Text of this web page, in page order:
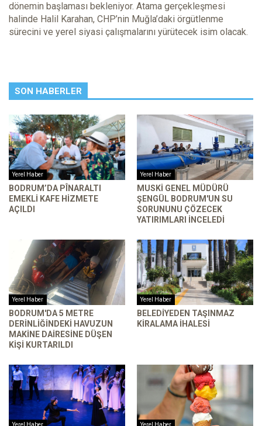
dönemin başlaması bekleniyor. Atama gerçekleşmesi
halinde Halil Karahan, CHP’nin Muğla’daki örgütlenme
sürecini ve yerel siyasi çalışmalarını yürütecek isim olacak.
SON HABERLER
Yerel Haber
BODRUM’DA PÎNARALTI
EMEKLI KAFE HIZMETE
AÇILDI
Yerel Haber
MUSKİ GENEL MÜDÜRÜ
ŞENGÜL BODRUM'UN SU
SORUNUNU ÇÖZECEK
YATIRIMLARI INCELEDI
Yerel Haber
BODRUM'DA 5 METRE
DERINLIĞINDEKI HAVUZUN
MAKINE DAIRESINE DÜŞEN
KIŞI KURTARILDI
Yerel Haber
BELEDIYEDEN TAŞINMAZ
KIRALAMA İHALESI
Yerel Haber Yerel Haber